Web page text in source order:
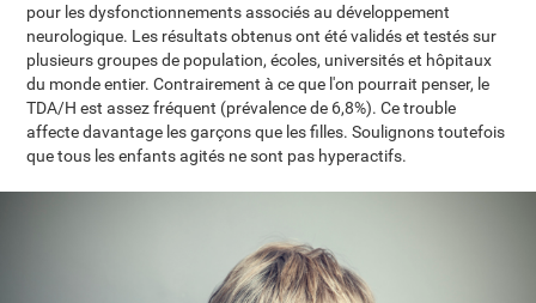
pour les dysfonctionnements associés au développement
neurologique. Les résultats obtenus ont été validés et testés sur
plusieurs groupes de population, écoles, universités et hôpitaux
du monde entier. Contrairement à ce que l'on pourrait penser, le
TDA/H est assez fréquent (prévalence de 6,8%). Ce trouble
affecte davantage les garçons que les filles. Soulignons toutefois
que tous les enfants agités ne sont pas hyperactifs.